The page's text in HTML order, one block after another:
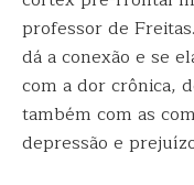
professor de
dá a conexão e se
com a dor crônica,
também com as
depressão e